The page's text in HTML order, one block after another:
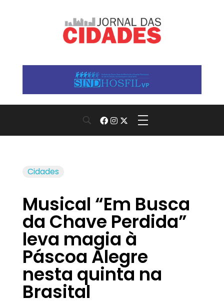
Cidades
Musical “Em Busca
da Chave Perdida”
leva magia à
Páscoa Alegre
nesta quinta na
Brasital